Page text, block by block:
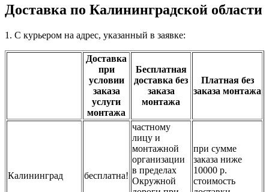
Доставка по Калининградской области
1. С курьером на адрес, указанный в заявке:
Доставка
при
условии
заказа
услуги
монтажа
Бесплатная
доставка без
заказа
монтажа
Платная без
заказа монтажа
Калининград бесплатна!
частному
лицу и
монтажной
организации
в пределах
Окружной
при сумме
заказа ниже
10000 р.
стоимость